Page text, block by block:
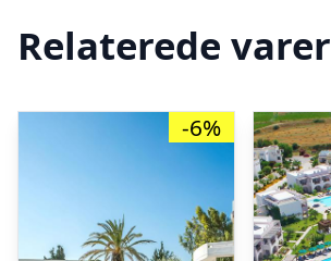
Relaterede varer
-6%